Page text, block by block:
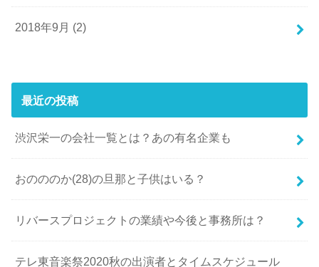
2018年9月 (2)
最近の投稿
渋沢栄一の会社一覧とは？あの有名企業も
おのののか(28)の旦那と子供はいる？
リバースプロジェクトの業績や今後と事務所は？
テレ東音楽祭2020秋の出演者とタイムスケジュール